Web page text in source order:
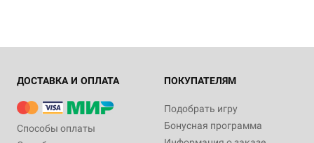
ДОСТАВКА И ОПЛАТА
Способы оплаты
ПОКУПАТЕЛЯМ
Подобрать игру
Бонусная программа